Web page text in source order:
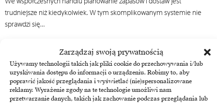
Zarządzaj swoją prywatnością
Używamy technologii takich jak pliki cookie do przechowywania i/lub
uzyskiwania dostępu do informacji o urządzeniu. Robimy to, aby
poprawić jakość przeglądania i wyświetlać (nie)spersonalizowane
reklamy. Wyrażenie zgody na te technologie umożliwi nam
przetwarzanie danych, takich jak zachowanie podczas przeglądania lub
trudniejsze niż kiedykolwiek. W tym skomplikowanym systemie nie
sprawdzi się…